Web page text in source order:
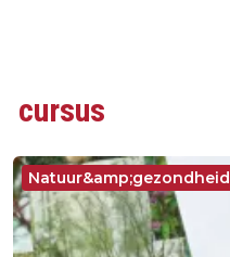
cursus
Natuur&amp;gezondheid